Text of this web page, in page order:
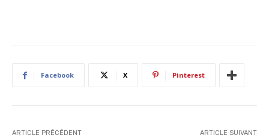
Facebook X Pinterest
ARTICLE PRÉCÉDENT ARTICLE SUIVANT